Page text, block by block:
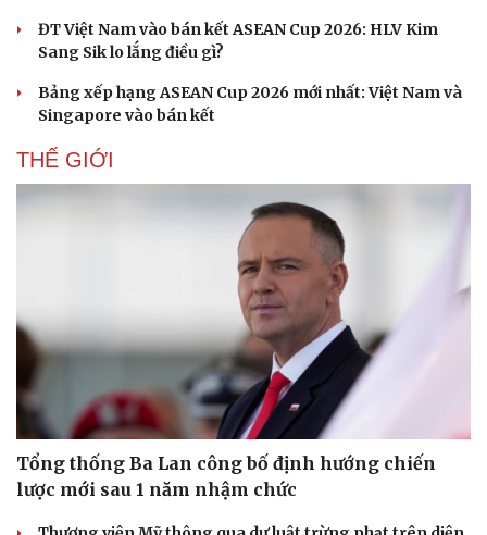
ĐT Việt Nam vào bán kết ASEAN Cup 2026: HLV Kim
Sang Sik lo lắng điều gì?
Bảng xếp hạng ASEAN Cup 2026 mới nhất: Việt Nam và
Singapore vào bán kết
THẾ GIỚI
Tổng thống Ba Lan công bố định hướng chiến
lược mới sau 1 năm nhậm chức